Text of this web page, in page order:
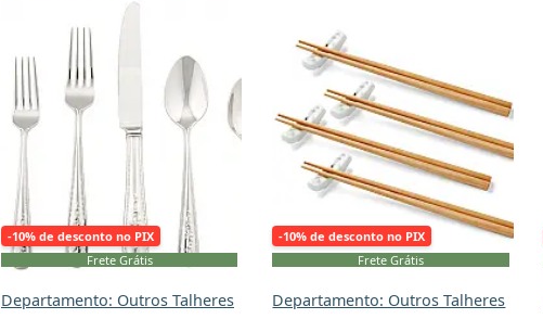
-10% de desconto no PIX
Frete Grátis
Departamento: Outros Talheres
-10% de desconto no PIX
Frete Grátis
Departamento: Outros Talheres